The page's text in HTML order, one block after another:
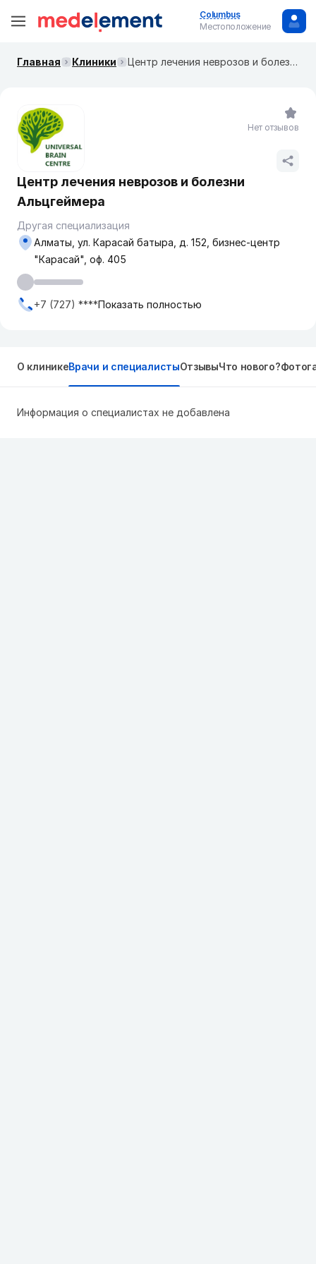
Columbus
Местоположение
Главная Клиники Центр лечения неврозов и болезни Альцгеймера
Центр лечения неврозов и болезни
Альцгеймера
Другая специализация
Алматы, ул. Карасай батыра, д. 152, бизнес-центр
"Карасай", оф. 405
+7 (727) ****Показать полностью
Нет отзывов
О клиникеВрачи и специалистыОтзывыЧто нового?
Информация о специалистах не добавлена